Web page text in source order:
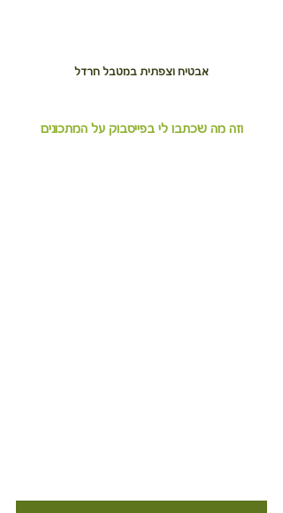
אבטיח וצפתית במטבל חרדל
וזה מה שכתבו לי בפייסבוק על המתכונים